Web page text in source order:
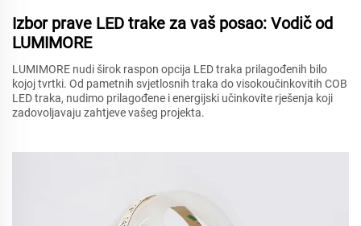
Izbor prave LED trake za vaš posao: Vodič od
LUMIMORE
LUMIMORE nudi širok raspon opcija LED traka prilagođenih bilo
kojoj tvrtki. Od pametnih svjetlosnih traka do visokoučinkovitih COB
LED traka, nudimo prilagođene i energijski učinkovite rješenja koji
zadovoljavaju zahtjeve vašeg projekta.